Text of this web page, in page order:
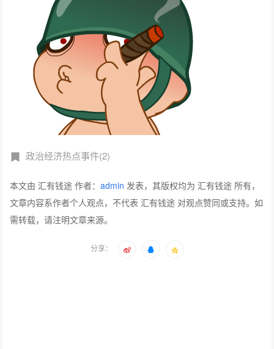
政治经济热点事件(2)
本文由 汇有钱途 作者：admin 发表，其版权均为 汇有钱途 所有，
文章内容系作者个人观点，不代表 汇有钱途 对观点赞同或支持。如
需转载，请注明文章来源。
分享：